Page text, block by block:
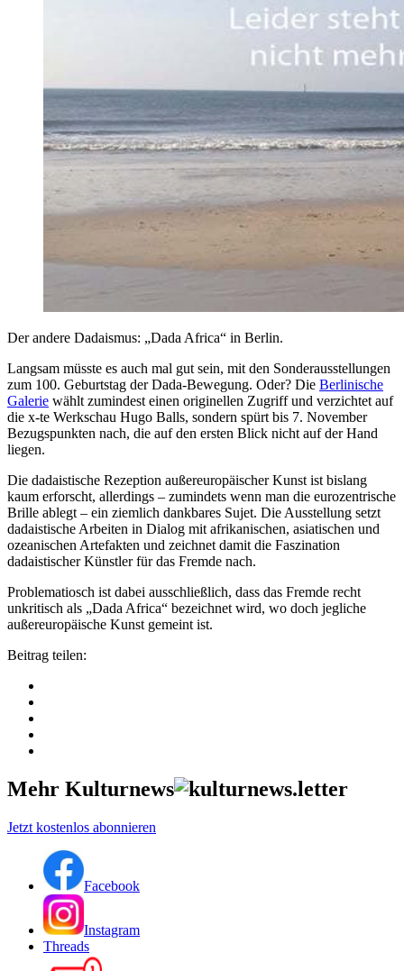
Der andere Dadaismus: „Dada Africa“ in Berlin.
Langsam müsste es auch mal gut sein, mit den Sonderausstellungen
zum 100. Geburtstag der Dada-Bewegung. Oder? Die Berlinische
Galerie wählt zumindest einen originellen Zugriff und verzichtet auf
die x-te Werkschau Hugo Balls, sondern spürt bis 7. November
Bezugspunkten nach, die auf den ersten Blick nicht auf der Hand
liegen.
Die dadaistische Rezeption außereuropäischer Kunst ist bislang
kaum erforscht, allerdings – zumindets wenn man die eurozentrische
Brille ablegt – ein ziemlich dankbares Sujet. Die Ausstellung setzt
dadaistische Arbeiten in Dialog mit afrikanischen, asiatischen und
ozeanischen Artefakten und zeichnet damit die Faszination
dadaistischer Künstler für das Fremde nach.
Problematiosch ist dabei ausschließlich, dass das Fremde recht
unkritisch als „Dada Africa“ bezeichnet wird, wo doch jegliche
außereuropäische Kunst gemeint ist.
Beitrag teilen:
Mehr Kulturnews
Jetzt kostenlos abonnieren
Facebook
Instagram
Threads